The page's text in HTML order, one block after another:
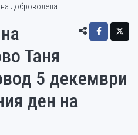
доброволеца
Таня
5 декември
ден на